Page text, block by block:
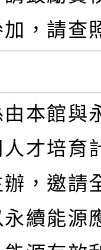
，請查
本館與
才培育
，邀請
永續能源